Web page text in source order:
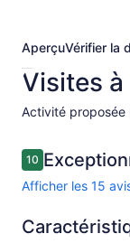
AperçuVérifier la
Visites
Activité proposée
Avis
1010 sur 10 –
Afficher les 15
10.0
10.0 sur 10